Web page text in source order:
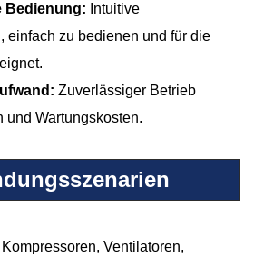
Bedienung: Intuitive
einfach zu bedienen und für die
Zuverlässiger Betrieb
und Wartungskosten.
Kompressoren, Ventilatoren,